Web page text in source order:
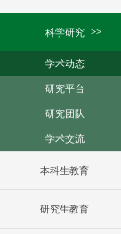
科学研究
学术动态
研究平台
研究团队
学术交流
本科生教育
研究生教育